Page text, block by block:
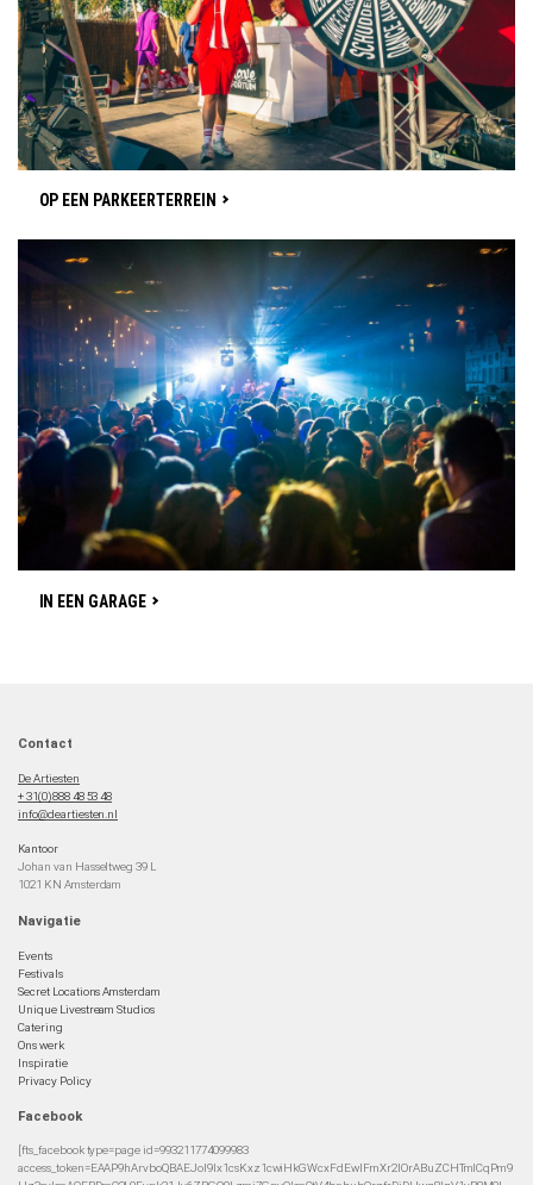
OP EEN PARKEERTERREIN
IN EEN GARAGE
Contact
De Artiesten
+ 31(0)888 48 53 48
info@deartiesten.nl
Kantoor
Johan van Hasseltweg 39 L
1021 KN Amsterdam
Navigatie
Events
Festivals
Secret Locations Amsterdam
Unique Livestream Studios
Catering
Ons werk
Inspiratie
Privacy Policy
Facebook
[fts_facebook type=page id=993211774099983
access_token=EAAP9hArvboQBAEJoI9Ix1csKxz1cwiHkGWcxFdEwIFmXr2IOrABuZCHTmlCqPm9